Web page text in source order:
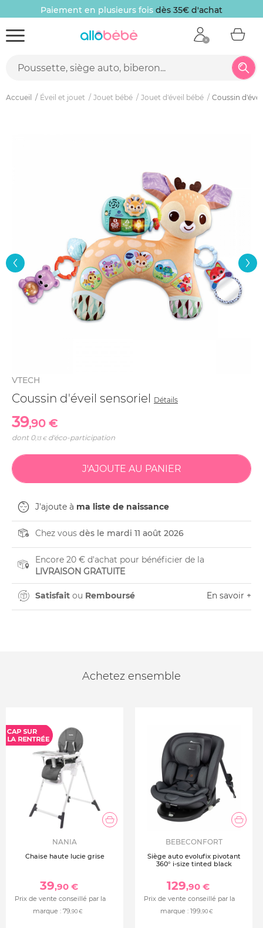
Paiement en plusieurs fois dès 35€ d'achat
Accueil Éveil et jouet Jouet bébé Jouet d'éveil bébé Coussin
VTECH
Coussin d'éveil sensoriel Détails
39,90 €
dont 0,13 €d'éco-participation
J'ajoute à ma liste de naissance
Chez vous dès le mardi 11 août 2026
Encore 20 € d'achat pour bénéficier de la
LIVRAISON GRATUITE
Satisfait ou Remboursé En savoir +
Achetez ensemble
NANIA
Chaise haute lucie grise
39,90 €
Prix de vente conseillé par la
marque : 79,90 €
BEBECONFORT
Siège auto evolufix pivotant
360° i-size tinted black
129,90 €
Prix de vente conseillé par la
marque : 199,90 €